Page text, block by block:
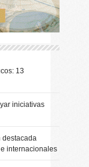
13
iniciativas
destacada
internacionales